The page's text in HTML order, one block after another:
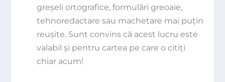
greşeli ortografice, formulări greoaie,
tehnoredactare sau machetare mai puţin
reuşite. Sunt convins că acest lucru este
valabil şi pentru cartea pe care o citiţi
chiar acum!